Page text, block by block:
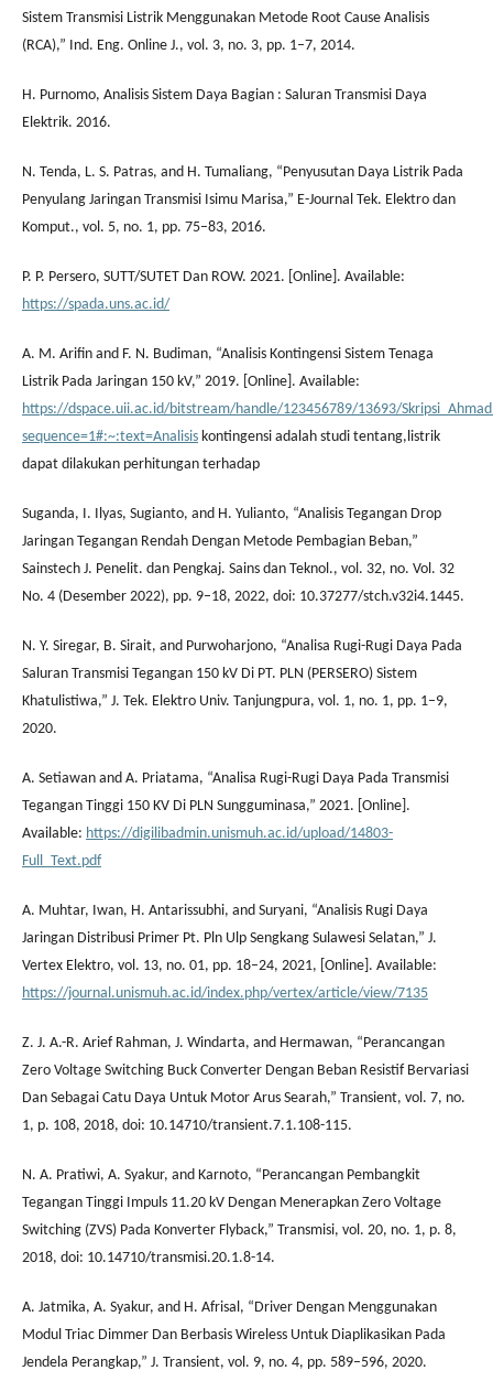
Sistem Transmisi Listrik Menggunakan Metode Root Cause Analisis
(RCA),” Ind. Eng. Online J., vol. 3, no. 3, pp. 1–7, 2014.
H. Purnomo, Analisis Sistem Daya Bagian : Saluran Transmisi Daya
Elektrik. 2016.
N. Tenda, L. S. Patras, and H. Tumaliang, “Penyusutan Daya Listrik Pada
Penyulang Jaringan Transmisi Isimu Marisa,” E-Journal Tek. Elektro dan
Komput., vol. 5, no. 1, pp. 75–83, 2016.
P. P. Persero, SUTT/SUTET Dan ROW. 2021. [Online]. Available:
https://spada.uns.ac.id/
A. M. Arifin and F. N. Budiman, “Analisis Kontingensi Sistem Tenaga
Listrik Pada Jaringan 150 kV,” 2019. [Online]. Available:
https://dspace.uii.ac.id/bitstream/handle/123456789/13693/
sequence=1#:~:text=Analisis kontingensi adalah studi tentang,listrik
dapat dilakukan perhitungan terhadap
Suganda, I. Ilyas, Sugianto, and H. Yulianto, “Analisis Tegangan Drop
Jaringan Tegangan Rendah Dengan Metode Pembagian Beban,”
Sainstech J. Penelit. dan Pengkaj. Sains dan Teknol., vol. 32, no. Vol. 32
No. 4 (Desember 2022), pp. 9–18, 2022, doi: 10.37277/stch.v32i4.1445.
N. Y. Siregar, B. Sirait, and Purwoharjono, “Analisa Rugi-Rugi Daya Pada
Saluran Transmisi Tegangan 150 kV Di PT. PLN (PERSERO) Sistem
Khatulistiwa,” J. Tek. Elektro Univ. Tanjungpura, vol. 1, no. 1, pp. 1–9,
2020.
A. Setiawan and A. Priatama, “Analisa Rugi-Rugi Daya Pada Transmisi
Tegangan Tinggi 150 KV Di PLN Sungguminasa,” 2021. [Online].
Available: https://digilibadmin.unismuh.ac.id/upload/14803-
Full_Text.pdf
A. Muhtar, Iwan, H. Antarissubhi, and Suryani, “Analisis Rugi Daya
Jaringan Distribusi Primer Pt. Pln Ulp Sengkang Sulawesi Selatan,” J.
Vertex Elektro, vol. 13, no. 01, pp. 18–24, 2021, [Online]. Available:
https://journal.unismuh.ac.id/index.php/vertex/article/view/7135
Z. J. A.-R. Arief Rahman, J. Windarta, and Hermawan, “Perancangan
Zero Voltage Switching Buck Converter Dengan Beban Resistif Bervariasi
Dan Sebagai Catu Daya Untuk Motor Arus Searah,” Transient, vol. 7, no.
1, p. 108, 2018, doi: 10.14710/transient.7.1.108-115.
N. A. Pratiwi, A. Syakur, and Karnoto, “Perancangan Pembangkit
Tegangan Tinggi Impuls 11.20 kV Dengan Menerapkan Zero Voltage
Switching (ZVS) Pada Konverter Flyback,” Transmisi, vol. 20, no. 1, p. 8,
2018, doi: 10.14710/transmisi.20.1.8-14.
A. Jatmika, A. Syakur, and H. Afrisal, “Driver Dengan Menggunakan
Modul Triac Dimmer Dan Berbasis Wireless Untuk Diaplikasikan Pada
Jendela Perangkap,” J. Transient, vol. 9, no. 4, pp. 589–596, 2020.